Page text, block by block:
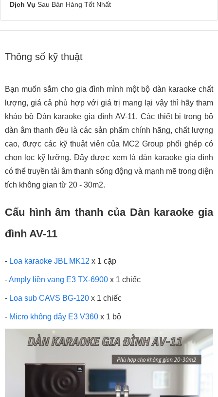
Dịch Vụ Sau Bán Hàng Tốt Nhất
Thông số kỹ thuật
Bạn muốn sắm cho gia đình mình một bộ dàn karaoke chất
lượng, giá cả phù hợp với giá trị mang lại vậy thì hãy tham
khảo bộ Dàn karaoke gia đình AV-11. Các thiết bị trong bộ
dàn âm thanh đều là các sản phẩm chính hãng, chất lượng
cao, được các kỹ thuật viên của MC2 Group phối ghép có
chọn lọc kỹ lưỡng. Đây được xem là dàn karaoke gia đình
có thể truyền tải âm thanh sống động và mạnh mẽ trong diện
tích không gian từ 20 - 30m2.
Cấu hình âm thanh của Dàn karaoke gia
đình AV-11
- Loa karaoke JBL MK12 x 1 cặp
-Amply liền vang E3 TX-6900 x 1 chiếc
- Loa sub CAVS BG-120 x 1 chiếc
- Micro không dây E3 V360 x 1 bộ